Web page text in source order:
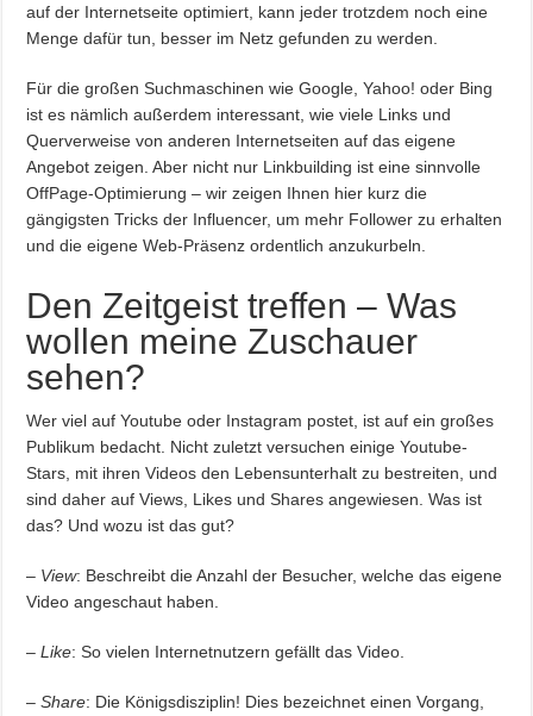
auf der Internetseite optimiert, kann jeder trotzdem noch eine
Menge dafür tun, besser im Netz gefunden zu werden.
Für die großen Suchmaschinen wie Google, Yahoo! oder Bing
ist es nämlich außerdem interessant, wie viele Links und
Querverweise von anderen Internetseiten auf das eigene
Angebot zeigen. Aber nicht nur Linkbuilding ist eine sinnvolle
OffPage-Optimierung – wir zeigen Ihnen hier kurz die
gängigsten Tricks der Influencer, um mehr Follower zu erhalten
und die eigene Web-Präsenz ordentlich anzukurbeln.
Den Zeitgeist treffen – Was
wollen meine Zuschauer
sehen?
Wer viel auf Youtube oder Instagram postet, ist auf ein großes
Publikum bedacht. Nicht zuletzt versuchen einige Youtube-
Stars, mit ihren Videos den Lebensunterhalt zu bestreiten, und
sind daher auf Views, Likes und Shares angewiesen. Was ist
das? Und wozu ist das gut?
– View: Beschreibt die Anzahl der Besucher, welche das eigene
Video angeschaut haben.
–Like: So vielen Internetnutzern gefällt das Video.
–Share: Die Königsdisziplin! Dies bezeichnet einen Vorgang,